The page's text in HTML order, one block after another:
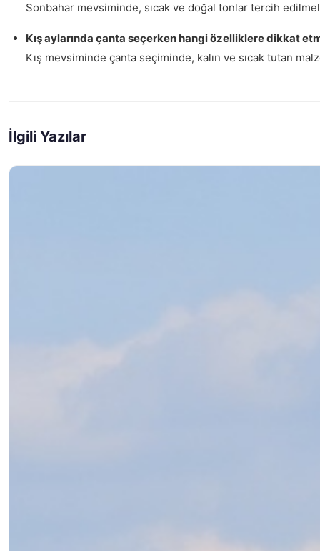
Sonbahar mevsiminde, sıcak ve doğal tonlar tercih
Kış aylarında çanta seçerken hangi özelliklere dikkat
Kış mevsiminde çanta seçiminde, kalın ve sıcak tutan
İlgili Yazılar